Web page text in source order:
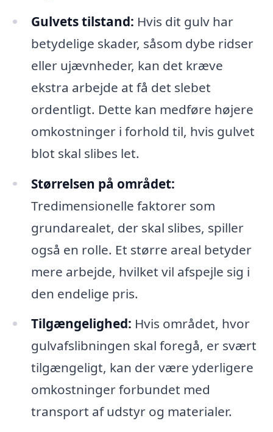
Gulvets tilstand: Hvis dit gulv har
betydelige skader, såsom dybe ridser
eller ujævnheder, kan det kræve
ekstra arbejde at få det slebet
ordentligt. Dette kan medføre højere
omkostninger i forhold til, hvis gulvet
blot skal slibes let.
Størrelsen på området:
Tredimensionelle faktorer som
grundarealet, der skal slibes, spiller
også en rolle. Et større areal betyder
mere arbejde, hvilket vil afspejle sig i
den endelige pris.
Tilgængelighed: Hvis området, hvor
gulvafslibningen skal foregå, er svært
tilgængeligt, kan der være yderligere
omkostninger forbundet med
transport af udstyr og materialer.